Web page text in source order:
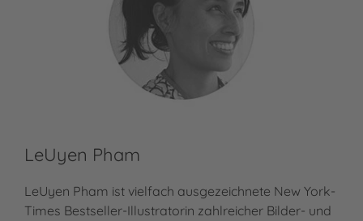
LeUyen Pham
LeUyen Pham ist vielfach ausgezeichnete New York-
Times Bestseller-Illustratorin zahlreicher Bilder- und